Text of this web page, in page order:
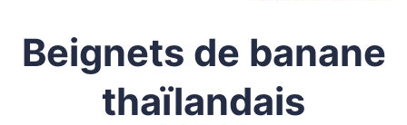
Beignets de banane
thaïlandais